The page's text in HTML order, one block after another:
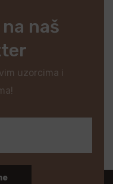
naš
uzorcima i